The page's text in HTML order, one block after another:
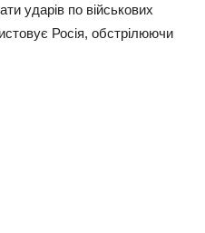
ударів по вiйськових
Росія, обстрілюючи